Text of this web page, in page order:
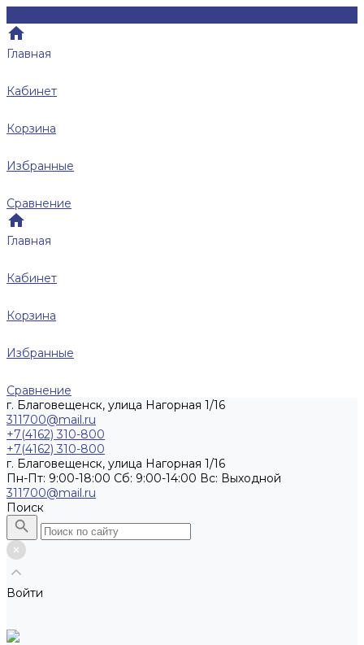
Главная
Кабинет
Корзина
Избранные
Сравнение
Главная
Кабинет
Корзина
Избранные
Сравнение
г. Благовещенск, улица Нагорная 1/16
311700@mail.ru
+7(4162) 310-800
+7(4162) 310-800
г. Благовещенск, улица Нагорная 1/16
Пн-Пт: 9:00-18:00 Cб: 9:00-14:00 Вс: Выходной
311700@mail.ru
Поиск
Войти